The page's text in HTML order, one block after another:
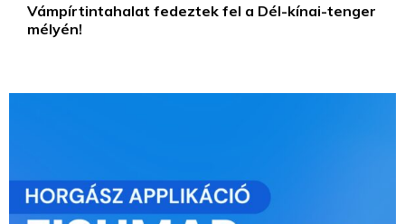
Vámpírtintahalat fedeztek fel a Dél-kínai-tenger
mélyén!